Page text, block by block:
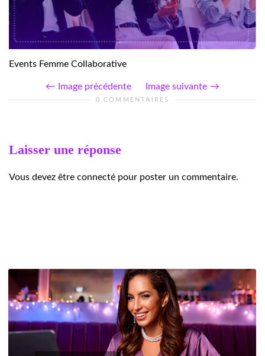
Events Femme Collaborative
Image précédente Image suivante
0 COMMENTAIRES
Laisser une réponse
Vous devez être connecté pour poster un commentaire.